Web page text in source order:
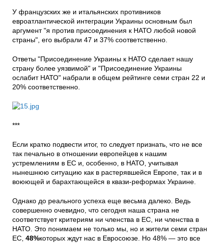
У французских же и итальянских противников
евроатлантической интеграции Украины основным был
аргумент "я против присоединения к НАТО любой новой
страны", его выбрали 47 и 37% соответственно.
Ответы "Присоединение Украины к НАТО сделает нашу
страну более уязвимой" и "Присоединение Украины
ослабит НАТО" набрали в общем рейтинге семи стран 22 и
20% соответственно.
***
Если кратко подвести итог, то следует признать, что не все
так печально в отношении европейцев к нашим
устремлениям в ЕС и, особенно, в НАТО, учитывая
нынешнюю ситуацию как в растерявшейся Европе, так и в
воюющей и барахтающейся в квази-реформах Украине.
Однако до реального успеха еще весьма далеко. Ведь
совершенно очевидно, что сегодня наша страна не
соответствует критериям ни членства в ЕС, ни членства в
НАТО. Это понимаем не только мы, но и жители семи стран
ЕС, 48%которых ждут нас в Евросоюзе. Но 48% — это все